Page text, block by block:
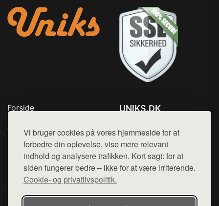
Vi bruger cookies på vores hjemmeside for at
forbedre din oplevelse, vise mere relevant
indhold og analysere trafikken. Kort sagt: for at
siden fungerer bedre – ikke for at være irriterende.
Cookie- og privatlivspolitik.
Forside
Top Rabatter
Kontakt
UNIKS.DK
Mail: hej@want.dk
Cookie- og privatlivspolitik